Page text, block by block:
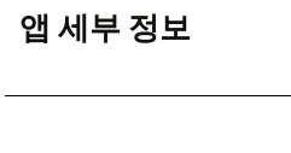
앱 세부 정보